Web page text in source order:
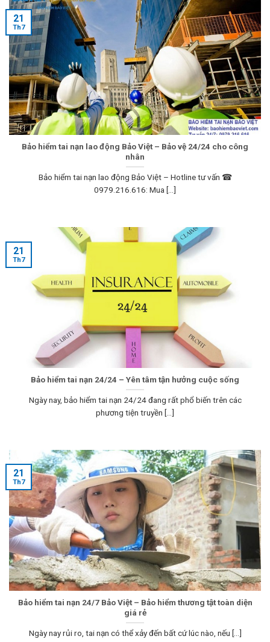
Bảo hiểm tai nạn lao động Bảo Việt – Bảo vệ 24/24 cho công
nhân
Bảo hiểm tai nạn lao động Bảo Việt – Hotline tư vấn ☎
0979.216.616: Mua [...]
21
Th7
Bảo hiểm tai nạn 24/24 – Yên tâm tận hưởng cuộc sống
Ngày nay, bảo hiểm tai nạn 24/24 đang rất phổ biến trên các
phương tiện truyền [...]
21
Th7
Bảo hiểm tai nạn 24/7 Bảo Việt – Bảo hiểm thương tật toàn diện
giá rẻ
Ngày nay rủi ro, tai nạn có thể xảy đến bất cứ lúc nào, nếu [...]
21
Th7